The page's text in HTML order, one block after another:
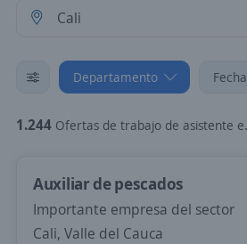
Departamento Fecha
1.244 Ofertas de trabajo de asistente en Cali, Valle del Cauca
Auxiliar de pescados
Importante empresa del sector
Cali, Valle del Cauca